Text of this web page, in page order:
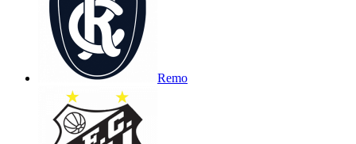
Remo